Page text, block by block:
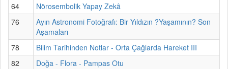
64
Nörosembolik Yapay Zekâ
76
Ayın Astronomi Fotoğrafı: Bir Yıldızın ?Yaşamının? Son
Aşamaları
78
Bilim Tarihinden Notlar - Orta Çağlarda Hareket III
82
Doğa - Flora - Pampas Otu